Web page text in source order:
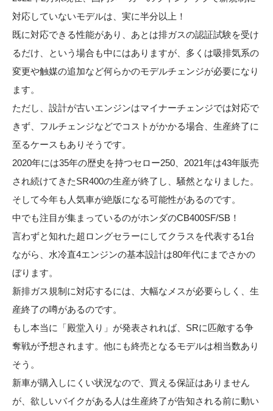
対応していないモデルは、実に半分以上！
既に対応できる性能があり、あとは排ガスの認証試験を受け
るだけ、という場合も中にはありますが、多くは吸排気系の
変更や触媒の追加など何らかのモデルチェンジが必要になり
ます。
ただし、設計が古いエンジンはマイナーチェンジでは対応で
きず、フルチェンジなどでコストがかかる場合、生産終了に
至るケースもありそうです。
2020年には35年の歴史を持つセロー250、2021年は43年販売
され続けてきたSR400の生産が終了し、騒然となりました。
そして今年も人気車が絶版になる可能性があるのです。
中でも注目が集まっているのがホンダのCB400SF/SB！
言わずと知れた超ロングセラーにしてクラスを代表する1台
ながら、水冷直4エンジンの基本設計は80年代にまでさかの
ぼります。
新排ガス規制に対応するには、大幅なメスが必要らしく、生
産終了の噂があるのです。
もし本当に「殿堂入り」が発表されれば、SRに匹敵する争
奪戦が予想されます。他にも終売となるモデルは相当数あり
そう。
新車が購入しにくい状況なので、買える保証はありません
が、欲しいバイクがある人は生産終了が告知される前に動い